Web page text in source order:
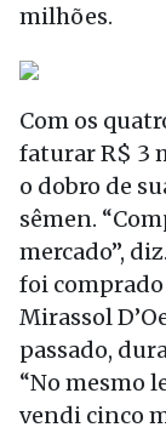
milhões.
Com os
faturar R$ 3
o dobro de
sêmen.
mercado”,
foi
Mirassol
passado,
“No mesmo
vendi cinco